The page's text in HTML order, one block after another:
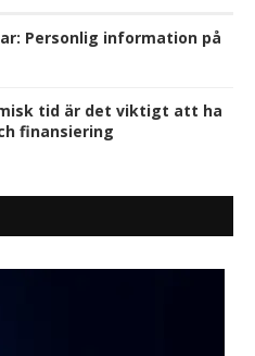
Personlig information på
tid är det viktigt att ha
finansiering